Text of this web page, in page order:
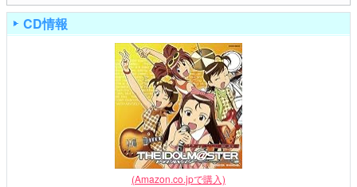
CD情報
(Amazon.co.jpで購入)